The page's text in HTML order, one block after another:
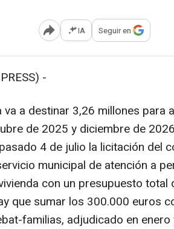
Abrir opciones para compartir
IA Seguir en
-
a destinar 3,26 millones para
de 2025 y diciembre de
4 de julio la licitación del
municipal de atención a
con un presupuesto total
que sumar los 300.000 euros
familias, adjudicado en enero